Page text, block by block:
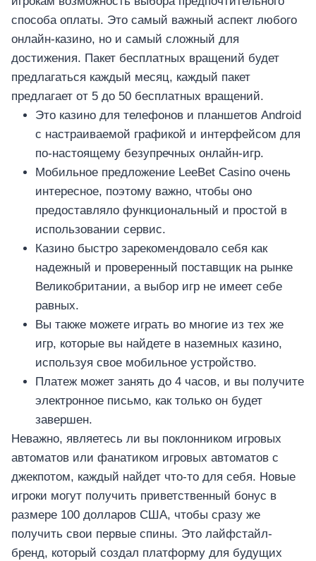
способа оплаты. Это самый важный аспект любого
онлайн-казино, но и самый сложный для
достижения. Пакет бесплатных вращений будет
предлагаться каждый месяц, каждый пакет
предлагает от 5 до 50 бесплатных вращений.
Это казино для телефонов и планшетов Android
с настраиваемой графикой и интерфейсом для
по-настоящему безупречных онлайн-игр.
Мобильное предложение LeeBet Casino очень
интересное, поэтому важно, чтобы оно
предоставляло функциональный и простой в
использовании сервис.
Казино быстро зарекомендовало себя как
надежный и проверенный поставщик на рынке
Великобритании, а выбор игр не имеет себе
равных.
Вы также можете играть во многие из тех же
игр, которые вы найдете в наземных казино,
используя свое мобильное устройство.
Платеж может занять до 4 часов, и вы получите
электронное письмо, как только он будет
завершен.
Неважно, являетесь ли вы поклонником игровых
автоматов или фанатиком игровых автоматов с
джекпотом, каждый найдет что-то для себя. Новые
игроки могут получить приветственный бонус в
размере 100 долларов США, чтобы сразу же
получить свои первые спины. Это лайфстайл-
бренд, который создал платформу для будущих